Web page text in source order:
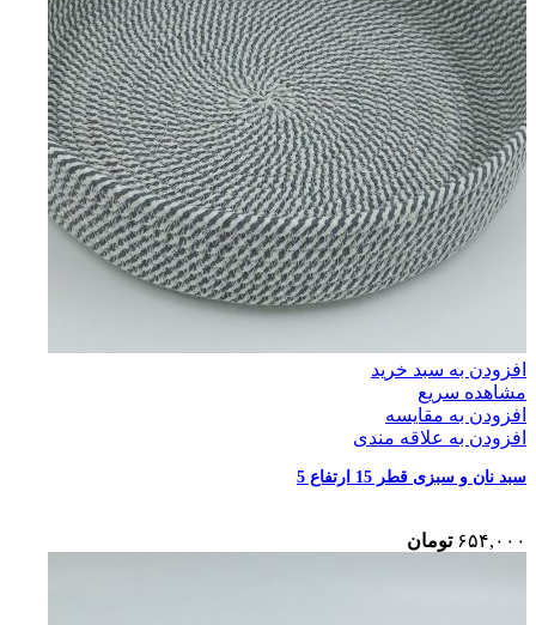
افزودن به سبد خرید
مشاهده سریع
افزودن به مقایسه
افزودن به علاقه مندی
سبد نان و سبزی قطر 15 ارتفاع 5
۶۵۴,۰۰۰ تومان